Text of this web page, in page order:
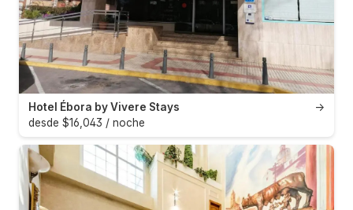
→
Hotel Ébora by Vivere Stays
desde $16,043 / noche